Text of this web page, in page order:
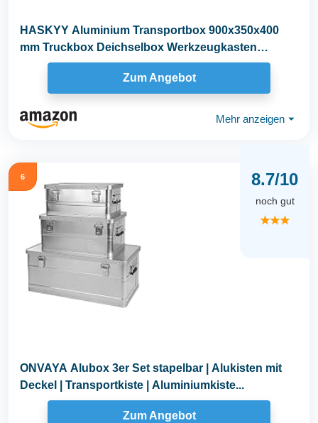
HASKYY Aluminium Transportbox 900x350x400
mm Truckbox Deichselbox Werkzeugkasten
Alubox Alukoffer
Zum Angebot
Mehr anzeigen ⏷
6 8.7/10
noch gut
★★★
ONVAYA Alubox 3er Set stapelbar | Alukisten mit
Deckel | Transportkiste | Aluminiumkiste...
Zum Angebot